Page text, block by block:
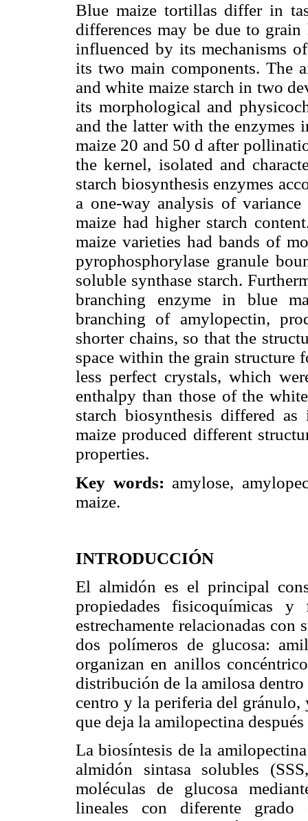
Blue maize tortillas differ in
differences may be due to
influenced by its mechanisms
its two main components. The
and white maize starch in two
its morphological and
and the latter with the enzymes
maize 20 and 50 d after
the kernel, isolated and
starch biosynthesis enzymes
a one-way analysis of
maize had higher starch
maize varieties had bands of
pyrophosphorylase granule
soluble synthase starch.
branching enzyme in blue
branching of amylopectin,
shorter chains, so that the
space within the grain structure
less perfect crystals, which
enthalpy than those of the
starch biosynthesis differed
maize produced different
properties.
Key words: amylose,
maize.
INTRODUCCIÓN
El almidón es el principal
propiedades fisicoquímicas y
estrechamente relacionadas
dos polímeros de glucosa:
organizan en anillos
distribución de la amilosa
centro y la periferia del gránulo,
que deja la amilopectina
La biosíntesis de la
almidón sintasa solubles
moléculas de glucosa
lineales con diferente grado